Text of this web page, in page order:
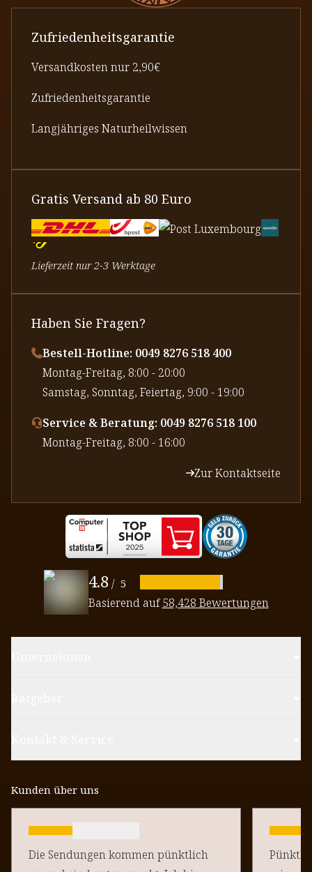
Zufriedenheitsgarantie
Versandkosten nur 2,90€
Zufriedenheitsgarantie
Langjähriges Naturheilwissen
Gratis Versand ab 80 Euro
Lieferzeit nur 2-3 Werktage
Haben Sie Fragen?
Bestell-Hotline: 0049 8276 518 400
⁠Montag-Freitag, 8:00 - 20:00
⁠Samstag, Sonntag, Feiertag, 9:00 - 19:00
Service & Beratung: 0049 8276 518 100
⁠Montag-Freitag, 8:00 - 16:00
Zur Kontaktseite
4.8 / 5
Basierend auf58,428 Bewertungen
Kunden über uns
Die Sendungen kommen pünktlich
Pünktlich